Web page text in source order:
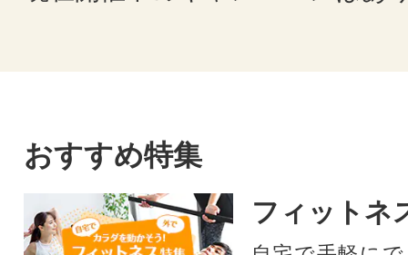
おすすめ特集
フィットネ